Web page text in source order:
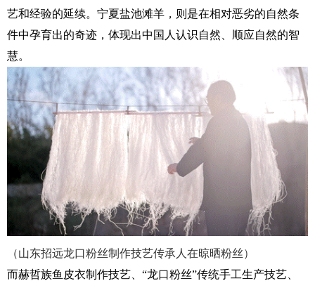
艺和经验的延续。宁夏盐池滩羊，则是在相对恶劣的自然条
件中孕育出的奇迹，体现出中国人认识自然、顺应自然的智
慧。
（山东招远龙口粉丝制作技艺传承人在晾晒粉丝）
而赫哲族鱼皮衣制作技艺、“龙口粉丝”传统手工生产技艺、